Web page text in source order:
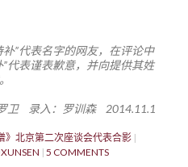
补”代表名字的网友，在评论中
代表谨表歉意，并向提供其姓
卫 录入：罗训森 2014.11.1
》北京第二次座谈会代表合影
5 COMMENTS